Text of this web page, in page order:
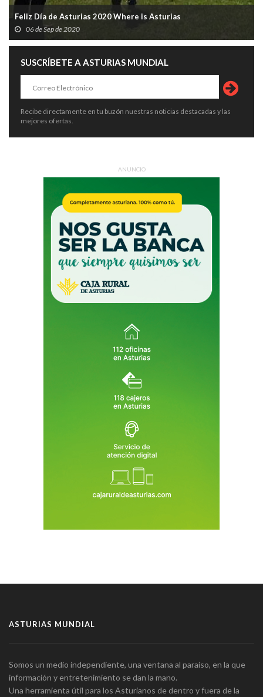
Feliz Día de Asturias 2020 Where is Asturias
06 de Sep de 2020
SUSCRÍBETE A ASTURIAS MUNDIAL
Recibe directamente en tu buzón nuestras noticias destacadas y las
mejores ofertas.
ANUNCIO
ASTURIAS MUNDIAL
Somos un medio independiente, una ventana al paraíso, en la que
información y entretenimiento se dan la mano.
Una herramienta útil para los Asturianos de dentro y fuera de la